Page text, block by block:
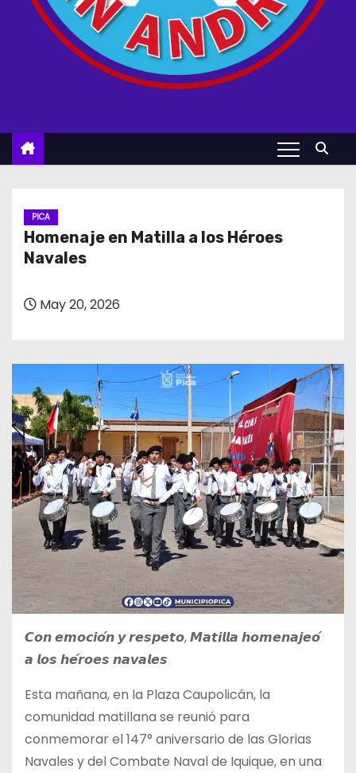
PICA
Homenaje en Matilla a los Héroes
Navales
May 20, 2026
𝘾𝙤𝙣 𝙚𝙢𝙤𝙘𝙞𝙤́𝙣 𝙮 𝙧𝙚𝙨𝙥𝙚𝙩𝙤, 𝙈𝙖𝙩𝙞𝙡𝙡𝙖 𝙝𝙤𝙢𝙚𝙣𝙖𝙟𝙚𝙤́
𝙖 𝙡𝙤𝙨 𝙝𝙚́𝙧𝙤𝙚𝙨 𝙣𝙖𝙫𝙖𝙡𝙚𝙨
Esta mañana, en la Plaza Caupolicán, la
comunidad matillana se reunió para
conmemorar el 147° aniversario de las Glorias
Navales y del Combate Naval de Iquique, en una